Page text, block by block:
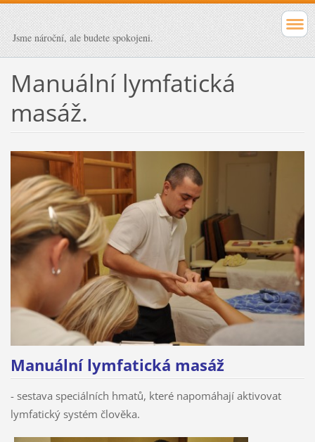
Jsme nároční, ale budete spokojeni.
Manuální lymfatická
masáž.
Manuální lymfatická masáž
- sestava speciálních hmatů, které napomáhají aktivovat
lymfatický systém člověka.